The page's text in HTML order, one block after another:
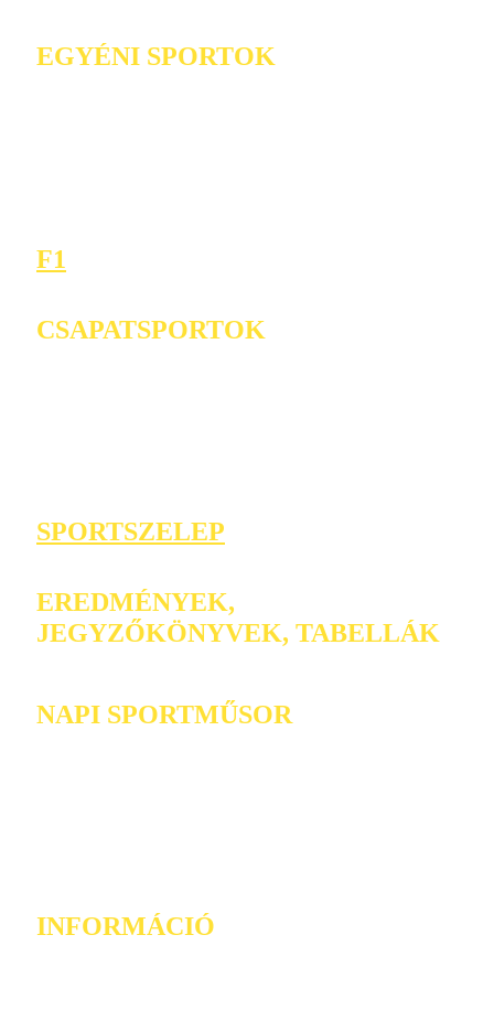
EGYÉNI SPORTOK
F1
CSAPATSPORTOK
SPORTSZELEP
EREDMÉNYEK,
JEGYZŐKÖNYVEK, TABELLÁK
NAPI SPORTMŰSOR
INFORMÁCIÓ